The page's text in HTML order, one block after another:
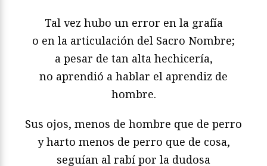
Tal vez hubo un error en la grafía
o en la articulación del Sacro Nombre;
a pesar de tan alta hechicería,
no aprendió a hablar el aprendiz de
hombre.
Sus ojos, menos de hombre que de perro
y harto menos de perro que de cosa,
seguían al rabí por la dudosa